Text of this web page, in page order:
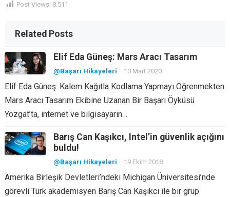
Post Views: 8.511
Related Posts
Elif Eda Güneş: Mars Aracı Tasarım
@Başarı Hikayeleri 10 Mart 2020
Elif Eda Güneş: Kalem Kağıtla Kodlama Yapmayı Öğrenmekten
Mars Aracı Tasarım Ekibine Uzanan Bir Başarı Öyküsü
Yozgat’ta, internet ve bilgisayarın…
Barış Can Kaşıkcı, Intel’in güvenlik açığını
buldu!
@Başarı Hikayeleri 19 Ekim 2018
Amerika Birleşik Devletleri’ndeki Michigan Üniversitesi’nde
görevli Türk akademisyen Barış Can Kaşıkcı ile bir grup